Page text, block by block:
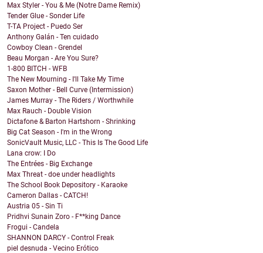
Max Styler - You & Me (Notre Dame Remix)
Tender Glue - Sonder Life
T-TA Project - Puedo Ser
Anthony Galán - Ten cuidado
Cowboy Clean - Grendel
Beau Morgan - Are You Sure?
1-800 BITCH - WFB
The New Mourning - I'll Take My Time
Saxon Mother - Bell Curve (Intermission)
James Murray - The Riders / Worthwhile
Max Rauch - Double Vision
Dictafone & Barton Hartshorn - Shrinking
Big Cat Season - I'm in the Wrong
SonicVault Music, LLC - This Is The Good Life
Lana crow: I Do
The Entrées - Big Exchange
Max Threat - doe under headlights
The School Book Depository - Karaoke
Cameron Dallas - CATCH!
Austria 05 - Sin Ti
Pridhvi Sunain Zoro - F**king Dance
Frogui - Candela
SHANNON DARCY - Control Freak
piel desnuda - Vecino Erótico